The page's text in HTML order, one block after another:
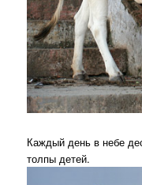
Каждый день в небе
толпы детей.